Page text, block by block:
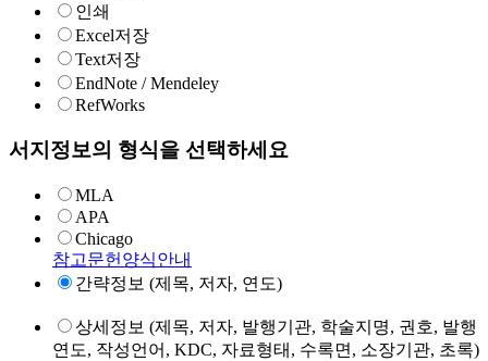
인쇄
Excel저장
Text저장
EndNote / Mendeley
RefWorks
서지정보의 형식을 선택하세요
MLA
APA
Chicago
참고문헌양식안내
간략정보 (제목, 저자, 연도)
상세정보 (제목, 저자, 발행기관, 학술지명, 권호, 발행
연도, 작성언어, KDC, 자료형태, 수록면, 소장기관, 초록)